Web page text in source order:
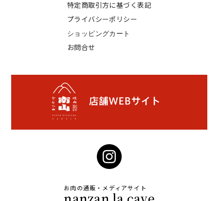
特定商取引方に基づく表記
プライバシーポリシー
ショッピングカート
お問合せ
お肉の通販・メディアサイト